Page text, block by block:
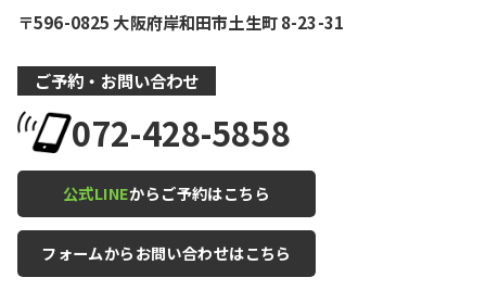
〒596-0825 大阪府岸和田市土生町 8-23-31
ご予約・お問い合わせ
072-428-5858
公式LINEからご予約はこちら
フォームからお問い合わせはこちら